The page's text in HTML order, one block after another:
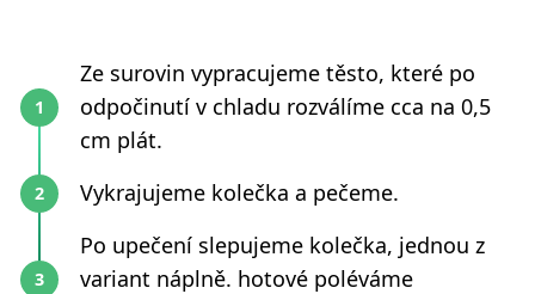
Ze surovin vypracujeme těsto, které po
odpočinutí v chladu rozválíme cca na 0,5
cm plát.
Vykrajujeme kolečka a pečeme.
Po upečení slepujeme kolečka, jednou z
variant náplně. hotové poléváme